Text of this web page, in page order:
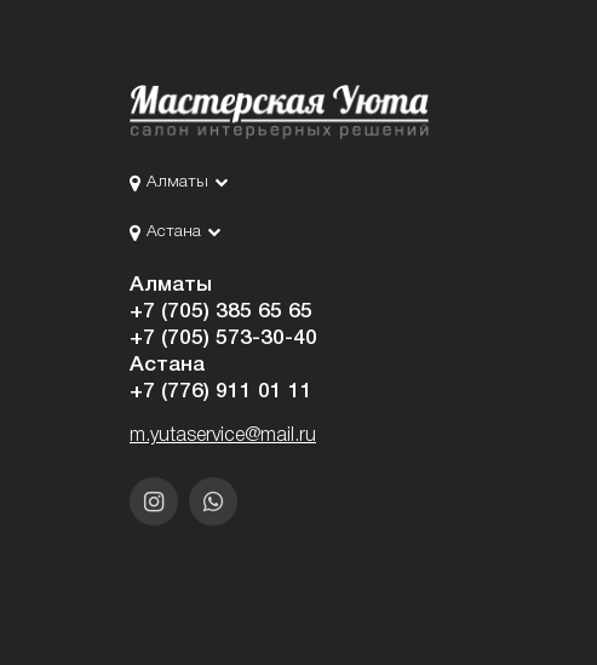
Алматы
Астана
Алматы
+7 (705) 385 65 65
+7 (705) 573-30-40
Астана
+7 (776) 911 01 11
m.yutaservice@mail.ru